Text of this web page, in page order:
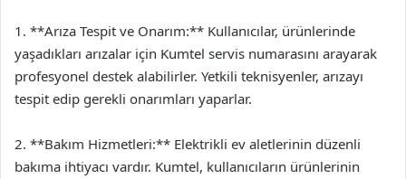
1. **Arıza Tespit ve Onarım:** Kullanıcılar, ürünlerinde
yaşadıkları arızalar için Kumtel servis numarasını arayarak
profesyonel destek alabilirler. Yetkili teknisyenler, arızayı
tespit edip gerekli onarımları yaparlar.
2. **Bakım Hizmetleri:** Elektrikli ev aletlerinin düzenli
bakıma ihtiyacı vardır. Kumtel, kullanıcıların ürünlerinin